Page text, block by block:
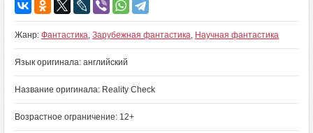
Жанр: Фантастика, Зарубежная фантастика, Научная фантастика
Язык оригинала: английский
Название оригинала: Reality Check
Возрастное ограничение: 12+